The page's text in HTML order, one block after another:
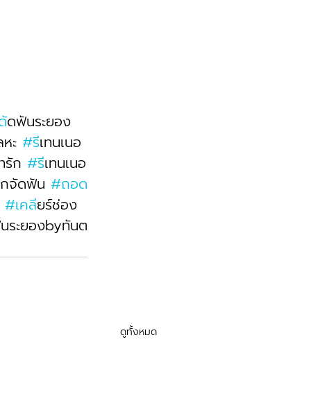
ัดฟันระยอง
ะ #รีเทนเนอ
รัก #รีเทนเนอ
็กจัดฟัน #ถอด
#เคลียร์ช่อง
ระยองbyทันต
ดูทั้งหมด